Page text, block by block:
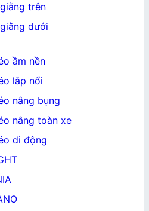
trên
dưới
ầm nền
lắp nổi
nâng bụng
nâng toàn xe
di động